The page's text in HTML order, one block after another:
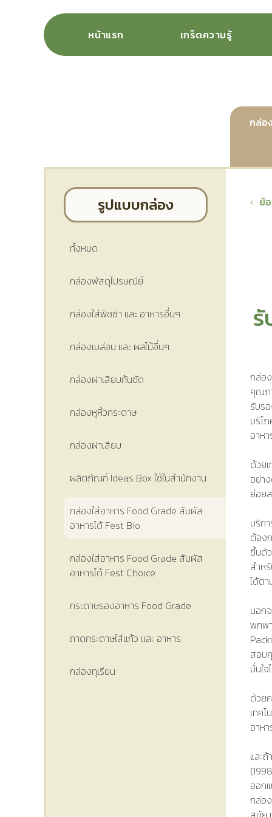
หน้าแรก เกร็ดความรู้
กล่อ
รูปแบบกล่อง
ทั้งหมด
กล่องพัสดุไปรษณีย์
กล่องใส่พิซซ่า และ อาหารอื่นๆ
กล่องเมล่อน และ ผลไม้อื่นๆ
กล่องฝาเสียบก้นขัด
กล่องหูหิ้วกระดาษ
กล่องฝาเสียบ
ผลิตภัณฑ์ Ideas Box ใช้ในสำนักงาน
กล่องใส่อาหาร Food Grade สัมผัส
อาหารได้ Fest Bio
กล่องใส่อาหาร Food Grade สัมผัส
อาหารได้ Fest Choice
กระดาษรองอาหาร Food Grade
ถาดกระดาษใส่เเก้ว เเละ อาหาร
กล่องทุเรียน
ย้
รั
กล่อ
คุณภ
รับร
บริโ
อาห
ด้วย
อย่า
ย่อย
บริก
ต้อง
ขึ้นด้
สำห
ได้ต
นอก
พกพ
สอบ
มั่นใ
ด้วย
เทค
อาห
และ
ออก
กล่อ